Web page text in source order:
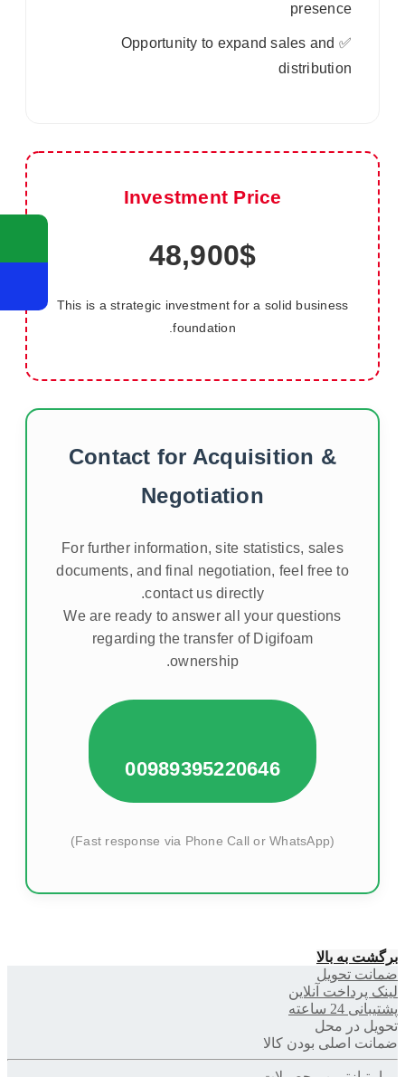
presence
✅ Opportunity to expand sales and
distribution
Investment Price
48,900$
This is a strategic investment for a solid business
foundation.
Contact for Acquisition &
Negotiation
For further information, site statistics, sales
documents, and final negotiation, feel free to
contact us directly.
We are ready to answer all your questions
regarding the transfer of Digifoam
ownership.
00989395220646
(Fast response via Phone Call or WhatsApp)
برگشت به بالا
ضمانت تحویل
لینک پرداخت آنلاین
پشتیبانی 24 ساعته
تحویل در محل
ضمانت اصلی بودن کالا